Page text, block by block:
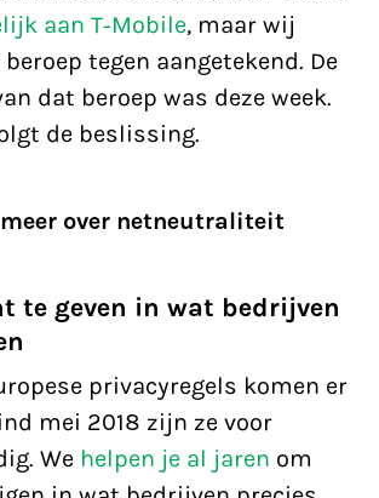
aan T-Mobile, maar wij
tegen aangetekend. De
dat beroep was deze week.
de beslissing.
meer over netneutraliteit
te geven in wat bedrijven
privacyregels komen er
mei 2018 zijn ze voor
We helpen je al jaren om